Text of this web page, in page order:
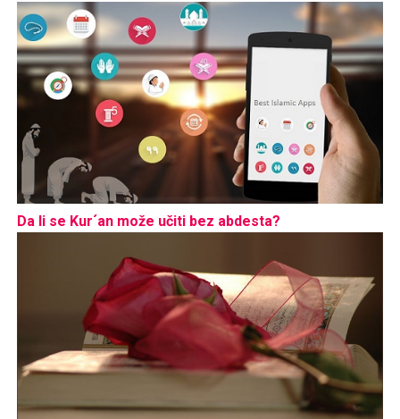
Da li se Kur´an može učiti bez abdesta?